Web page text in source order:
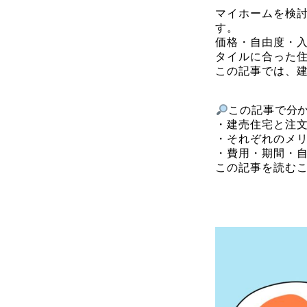
マイホームを検
す。
価格・自由度・
タイルに合った
この記事では、
この記事で分
・建売住宅と注
・それぞれのメ
・費用・期間・
この記事を読む